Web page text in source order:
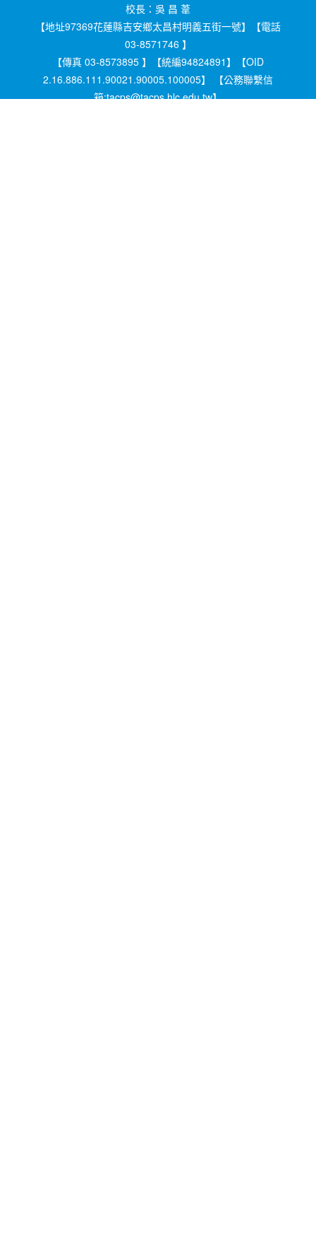
校長：吳 昌 葦
【地址97369花蓮縣吉安鄉太昌村明義五街一號】【電話
03-8571746 】
【傳真 03-8573895 】【統編94824891】【OID
2.16.886.111.90021.90005.100005】 【公務聯繫信
箱:tacps@tacps.hlc.edu.tw】